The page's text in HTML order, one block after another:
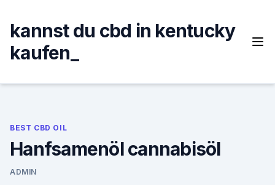
content
kannst du cbd in kentucky
kaufen_
BEST CBD OIL
Hanfsamenöl cannabisöl
ADMIN